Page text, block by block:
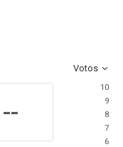
Votos
--
10
9
8
7
6